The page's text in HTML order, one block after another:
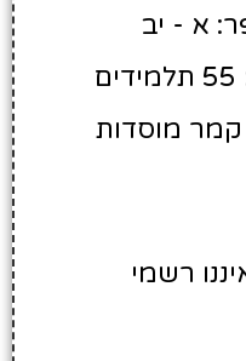
א - יב
מוסדות
רשמי